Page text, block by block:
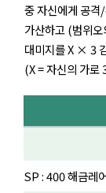
중 자신에게 공
가산하고 (범위
대미지를 X × 3
(X = 자신의 가로
SP : 400 해금레